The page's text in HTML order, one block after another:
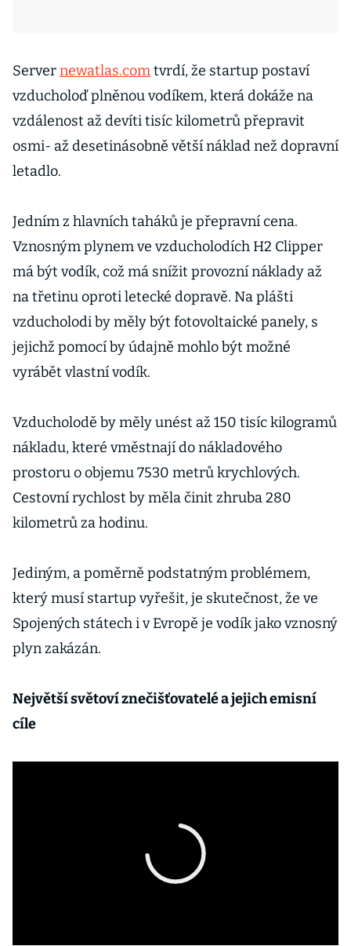
Servernewatlas.comtvrdí, že startup postaví
vzducholoď plněnou vodíkem, která dokáže na
vzdálenost až devíti tisíc kilometrů přepravit
osmi- až desetinásobně větší náklad než dopravní
letadlo.
Jedním z hlavních taháků je přepravní cena.
Vznosným plynem ve vzducholodích H2 Clipper
má být vodík, což má snížit provozní náklady až
na třetinu oproti letecké dopravě. Na plášti
vzducholodi by měly být fotovoltaické panely, s
jejichž pomocí by údajně mohlo být možné
vyrábět vlastní vodík.
Vzducholodě by měly unést až 150 tisíc kilogramů
nákladu, které vměstnají do nákladového
prostoru o objemu 7530 metrů krychlových.
Cestovní rychlost by měla činit zhruba 280
kilometrů za hodinu.
Jediným, a poměrně podstatným problémem,
který musí startup vyřešit, je skutečnost, že ve
Spojených státech i v Evropě je vodík jako vznosný
plyn zakázán.
Největší světoví znečišťovatelé a jejich emisní
cíle